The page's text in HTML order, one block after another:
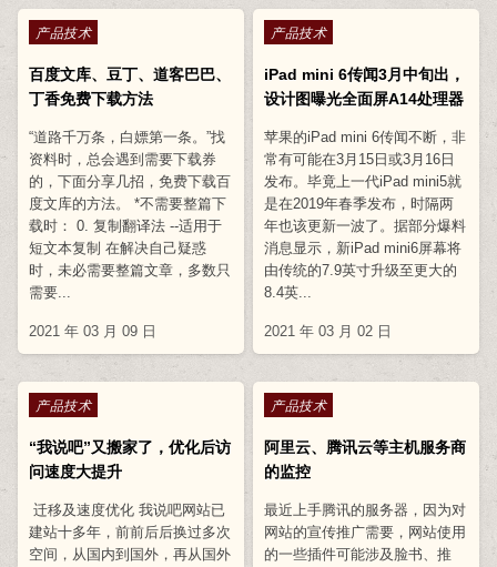
Posted in
产品技术
百度文库、豆丁、道客巴巴、
丁香免费下载方法
“道路千万条，白嫖第一条。”找
资料时，总会遇到需要下载券
的，下面分享几招，免费下载百
度文库的方法。 *不需要整篇下
载时： 0. 复制翻译法 --适用于
短文本复制 在解决自己疑惑
时，未必需要整篇文章，多数只
需要...
2021 年 03 月 09 日
Posted in
产品技术
iPad mini 6传闻3月中旬出，
设计图曝光全面屏A14处理器
苹果的iPad mini 6传闻不断，非
常有可能在3月15日或3月16日
发布。毕竟上一代iPad mini5就
是在2019年春季发布，时隔两
年也该更新一波了。据部分爆料
消息显示，新iPad mini6屏幕将
由传统的7.9英寸升级至更大的
8.4英...
2021 年 03 月 02 日
Posted in
产品技术
“我说吧”又搬家了，优化后访
问速度大提升
迁移及速度优化 我说吧网站已
建站十多年，前前后后换过多次
空间，从国内到国外，再从国外
Posted in
产品技术
阿里云、腾讯云等主机服务商
的监控
最近上手腾讯的服务器，因为对
网站的宣传推广需要，网站使用
的一些插件可能涉及脸书、推